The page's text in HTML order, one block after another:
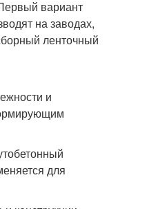
вариант
на заводах,
ленточный
и
для